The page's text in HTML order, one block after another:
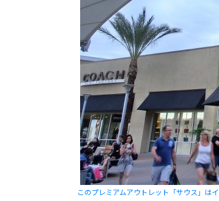
このプレミアムアウトレット「サウス」は